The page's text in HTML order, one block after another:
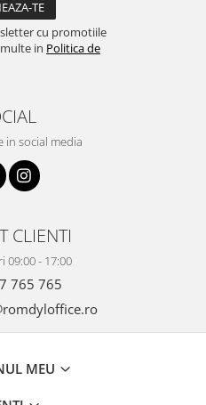
cu promotiile
in Politica de
in social media
CLIENTI
09:00 - 17:00
765 765
MEU